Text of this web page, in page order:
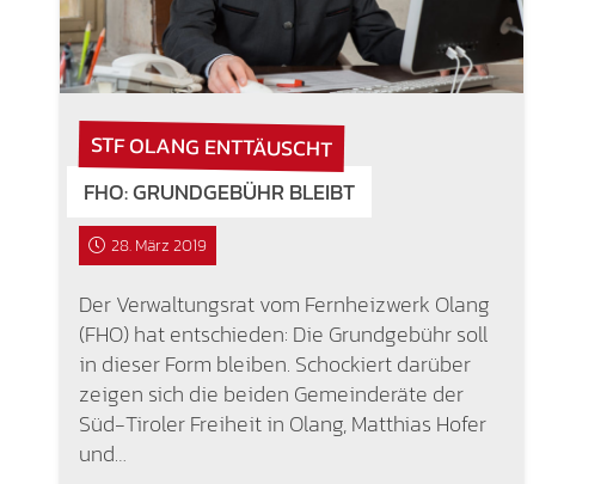
STF OLANG ENTTÄUSCHT
FHO: GRUNDGEBÜHR BLEIBT
28. März 2019
Der Verwaltungsrat vom Fernheizwerk Olang
(FHO) hat entschieden: Die Grundgebühr soll
in dieser Form bleiben. Schockiert darüber
zeigen sich die beiden Gemeinderäte der
Süd-Tiroler Freiheit in Olang, Matthias Hofer
und…